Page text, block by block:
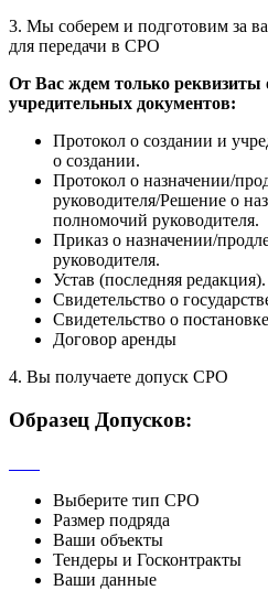
3. Мы соберем и подготовим за
для передачи в СРО
От Вас ждем только реквизиты
учредительных документов:
Протокол о создании и
о создании.
Протокол о назначении/
руководителя/Решение о
полномочий руководителя.
Приказ о назначении/
руководителя.
Устав (последняя редакция).
Свидетельство о
Свидетельство о
Договор аренды
4. Вы получаете допуск СРО
Образец Допусков:
Выберите тип СРО
Размер подряда
Ваши объекты
Тендеры и Госконтракты
Ваши данные